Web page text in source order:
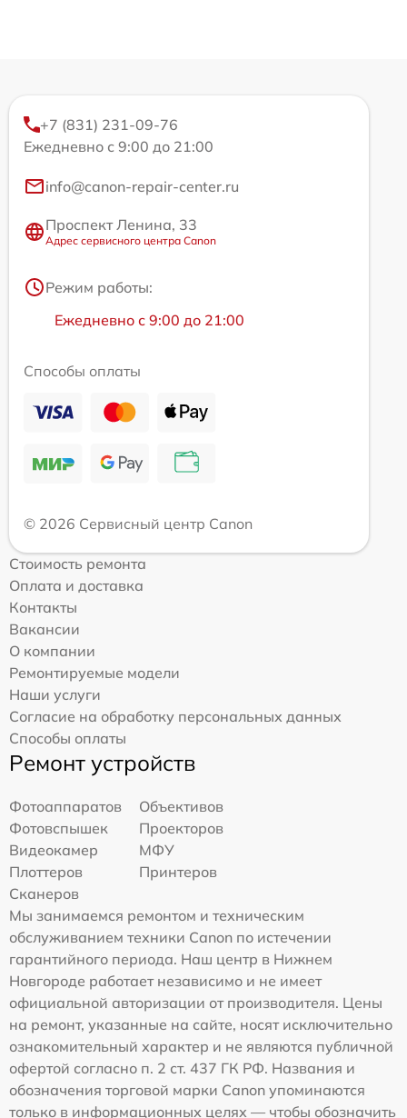
+7 (831) 231-09-76
Ежедневно с 9:00 до 21:00
info@canon-repair-center.ru
Проспект Ленина, 33
Адрес сервисного центра Canon
Режим работы:
Ежедневно с 9:00 до 21:00
Способы оплаты
© 2026 Сервисный центр Canon
Стоимость ремонта
Оплата и доставка
Контакты
Вакансии
О компании
Ремонтируемые модели
Наши услуги
Согласие на обработку персональных данных
Способы оплаты
Ремонт устройств
Фотоаппаратов
Объективов
Фотовспышек
Проекторов
Видеокамер
МФУ
Плоттеров
Принтеров
Сканеров
Мы занимаемся ремонтом и техническим
обслуживанием техники Canon по истечении
гарантийного периода. Наш центр в Нижнем
Новгороде работает независимо и не имеет
официальной авторизации от производителя. Цены
на ремонт, указанные на сайте, носят исключительно
ознакомительный характер и не являются публичной
офертой согласно п. 2 ст. 437 ГК РФ. Названия и
обозначения торговой марки Canon упоминаются
только в информационных целях — чтобы обозначить